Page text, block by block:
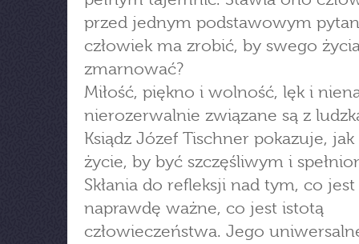
przed jednym podstawowym
człowiek ma zrobić, by swego
zmarnować?
Miłość, piękno i wolność, lęk i
nierozerwalnie związane są z
Ksiądz Józef Tischner pokazuje, jak
życie, by być szczęśliwym i
Skłania do refleksji nad tym, co jest
naprawdę ważne, co jest istotą
człowieczeństwa. Jego